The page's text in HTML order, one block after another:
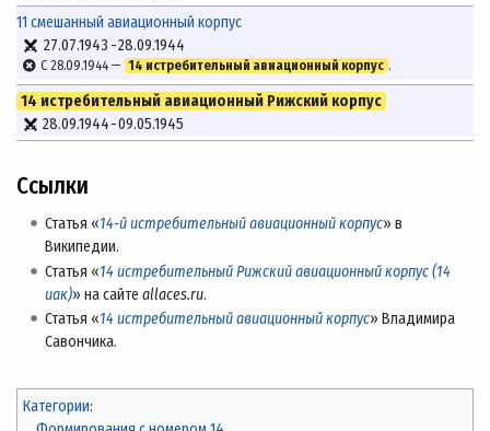
11 смешанный авиационный корпус
27.07.1943 -28.09.1944
С 28.09.1944 — 14 истребительный авиационный корпус .
14 истребительный авиационный Рижский корпус
28.09.1944-09.05.1945
Ссылки
Статья «14-й истребительный авиационный корпус» в
Википедии.
Статья «14 истребительный Рижский авиационный корпус (14
иак)» на сайте allaces.ru.
Статья «14 истребительный авиационный корпус» Владимира
Савончика.
Категории: